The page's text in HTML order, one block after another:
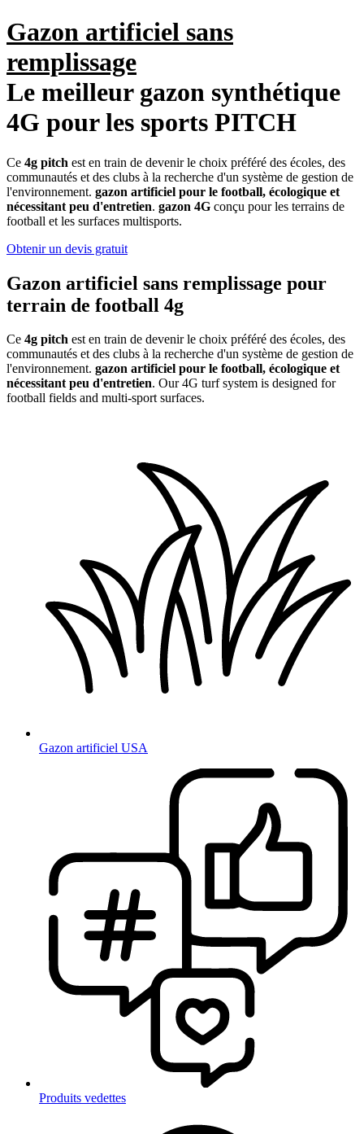
Gazon artificiel sans
remplissage
Le meilleur gazon synthétique
4G pour les sports PITCH
Ce 4g pitch est en train de devenir le choix préféré des écoles, des
communautés et des clubs à la recherche d'un système de gestion de
l'environnement. gazon artificiel pour le football, écologique et
nécessitant peu d'entretien. gazon 4G conçu pour les terrains de
football et les surfaces multisports.
Obtenir un devis gratuit
Gazon artificiel sans remplissage pour
terrain de football 4g
Ce 4g pitch est en train de devenir le choix préféré des écoles, des
communautés et des clubs à la recherche d'un système de gestion de
l'environnement. gazon artificiel pour le football, écologique et
nécessitant peu d'entretien. Our 4G turf system is designed for
football fields and multi-sport surfaces.
Gazon artificiel USA
Produits vedettes